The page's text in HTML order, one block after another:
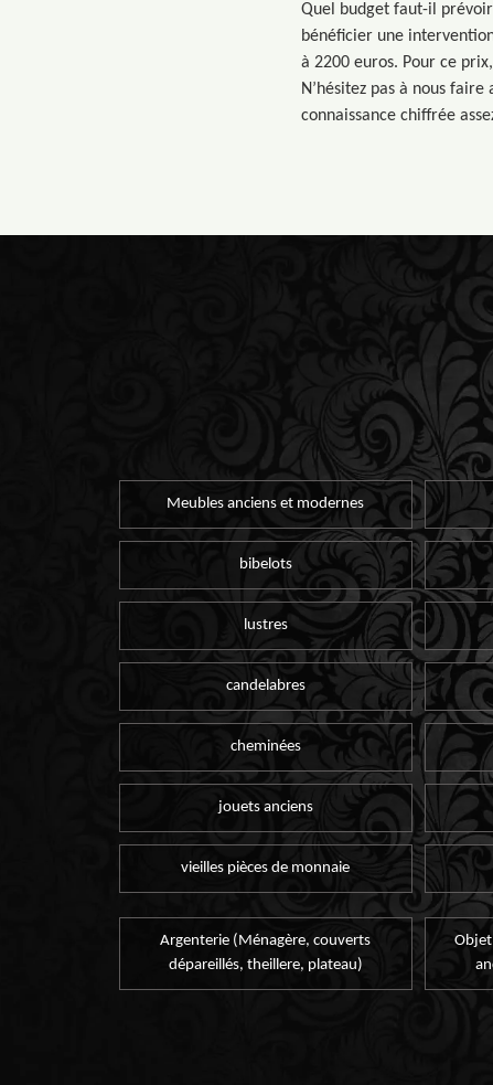
Quel budget faut-il
bénéficier une
à 2200 euros. Pour ce
N’hésitez pas à nous
connaissance chiffrée
Meubles anciens et modernes
bibelots
lustres
candelabres
cheminées
jouets anciens
vieilles pièces de monnaie
Argenterie (Ménagère, couverts
dépareillés, theillere, plateau)
Objet